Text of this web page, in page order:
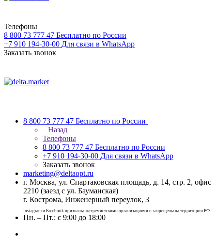
Телефоны
8 800 73 777 47 Бесплатно по России
+7 910 194-30-00 Для связи в WhatsApp
Заказать звонок
8 800 73 777 47 Бесплатно по России
Назад
Телефоны
8 800 73 777 47 Бесплатно по России
+7 910 194-30-00 Для связи в WhatsApp
Заказать звонок
marketing@deltaopt.ru
г. Москва, ул. Спартаковская площадь, д. 14, стр. 2, офис
2210 (заезд с ул. Бауманская)
г. Кострома, Инженерный переулок, 3
Instagram и Facebook признаны экстремистскими организациями и запрещены на территории РФ.
Пн. – Пт.: с 9:00 до 18:00